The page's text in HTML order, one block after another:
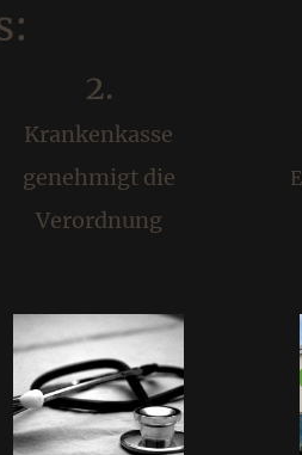
2.
Krankenkasse
genehmigt die
Verordnung